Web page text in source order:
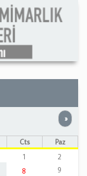
»
Cts
Paz
1
2
8
9